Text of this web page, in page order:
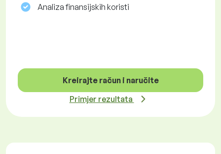
Analiza finansijskih koristi
Kreirajte račun i naručite
Primjer rezultata